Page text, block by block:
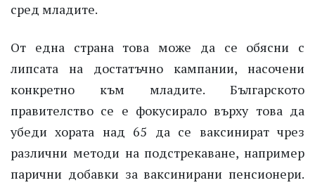
сред младите.
От една страна това може да се обясни с
липсата на достатъчно кампании, насочени
конкретно към младите. Българското
правителство се е фокусирало върху това да
убеди хората над 65 да се ваксинират чрез
различни методи на подстрекаване, например
парични добавки за ваксинирани пенсионери.